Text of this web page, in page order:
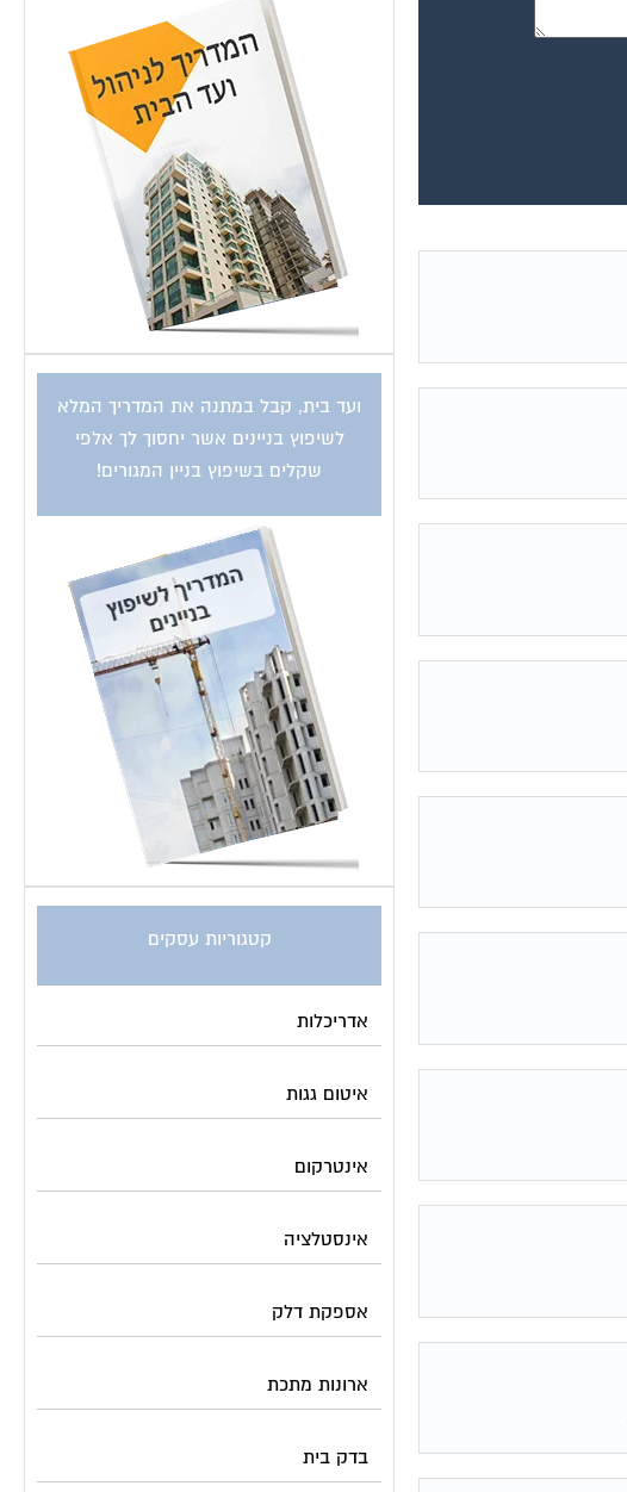
ועד בית, קבל במתנה את המדריך המלא
לשיפוץ בניינים אשר יחסוך לך אלפי
שקלים בשיפוץ בניין המגורים!
קטגוריות עסקים
אדריכלות
איטום גגות
אינטרקום
אינסטלציה
אספקת דלק
ארונות מתכת
בדק בית